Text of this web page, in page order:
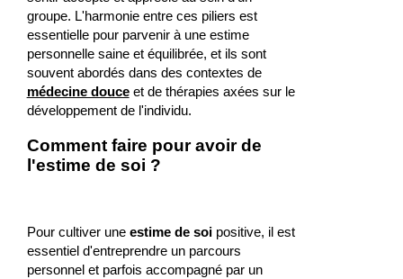
groupe. L'harmonie entre ces piliers est
essentielle pour parvenir à une estime
personnelle saine et équilibrée, et ils sont
souvent abordés dans des contextes de
médecine douceet de thérapies axées sur le
développement de l'individu.
Comment faire pour avoir de
l'estime de soi ?
Pour cultiver une estime de soipositive, il est
essentiel d'entreprendre un parcours
personnel et parfois accompagné par un